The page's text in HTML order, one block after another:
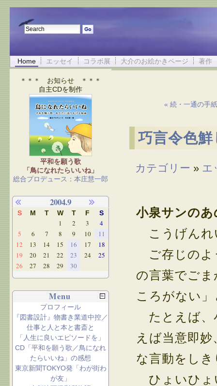
Home エッセイ コラボ展 大介のお絵かきページ 著作
« 続・一通の手
巧言令色鮮
カテゴリー » エ
小泉サンの
こうげんれ
ご存じのよ
の言葉でご
ころがない
たとえば、
えば当意即
な言動をし
ひょいひょ
＊＊＊ お知らせ ＊＊＊
自主CDを制作
平和を願う歌
「鳥になれたらいいね」
総合プロデュース：本庄慧一郎
2004.9
S M T W T F S
1 2 3
4
5
6 7 8 9 10
11
12
13 14 15 16 17
18
19
20 21 22 23 24
25
26
27 28 29 30
Menu
プロフィール
『図書設計』物書き業道中控／
仕事と人と本と書斎と
「人生に良いエピソードを」
CD「平和を願う歌／鳥になれ
たらいいね」の感想
東京新聞TOKYO発「わが街わ
が友」